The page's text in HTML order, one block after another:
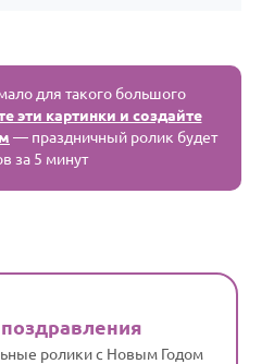
для такого большого
эти картинки и создайте
— праздничный ролик будет
за 5 минут
ролики с Новым Годом